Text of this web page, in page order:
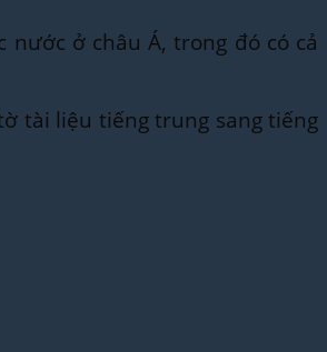
ở châu Á, trong đó có cả
tài liệu tiếng trung sang tiếng